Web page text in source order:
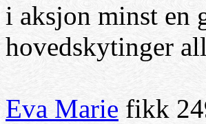
i aksjon minst en
hovedskytinger
Eva Marie fikk